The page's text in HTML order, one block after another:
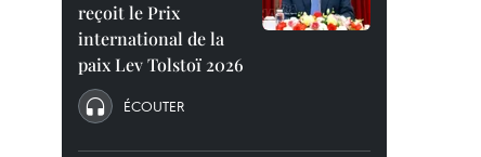
reçoit le Prix
international de la
paix Lev Tolstoï 2026
ÉCOUTER